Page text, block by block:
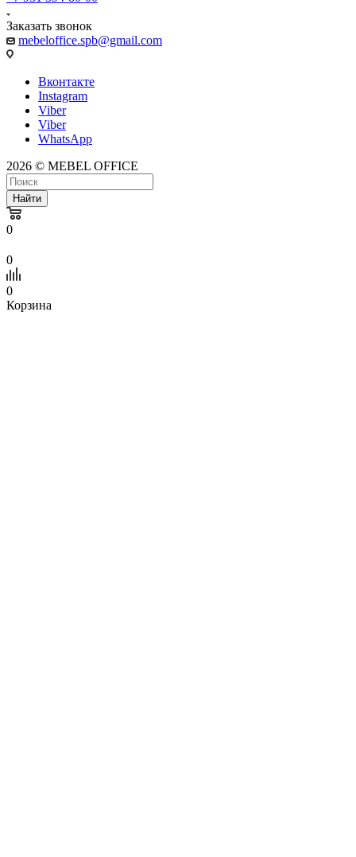
Заказать звонок
mebeloffice.spb@gmail.com
Вконтакте
Instagram
Viber
Viber
WhatsApp
2026 © MEBEL OFFICE
Найти
0
0
0
Корзина